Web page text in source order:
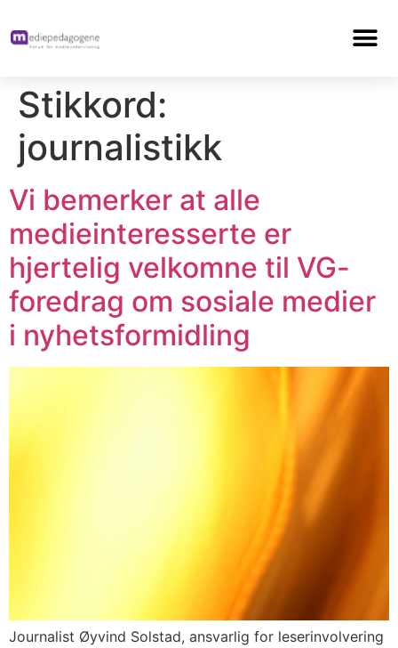
Stikkord:
journalistikk
Vi bemerker at alle
medieinteresserte er
hjertelig velkomne til VG-
foredrag om sosiale medier
i nyhetsformidling
Journalist Øyvind Solstad, ansvarlig for leserinvolvering